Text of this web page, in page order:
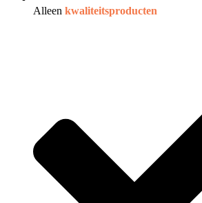
Alleen kwaliteitsproducten